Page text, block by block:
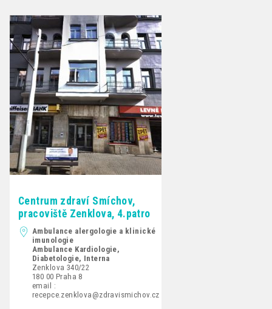
Centrum zdraví Smíchov,
pracoviště Zenklova, 4.patro
Ambulance alergologie a klinické
imunologie
Ambulance Kardiologie,
Diabetologie, Interna
Zenklova 340/22
180 00 Praha 8
email :
recepce.zenklova@zdravismichov.cz